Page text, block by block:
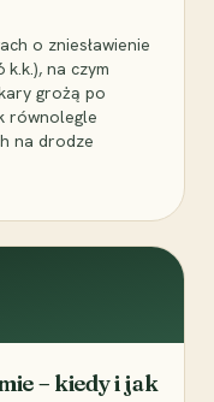
o zniesławienie
na czym
grożą po
równolegle
na drodze
– kiedy i jak